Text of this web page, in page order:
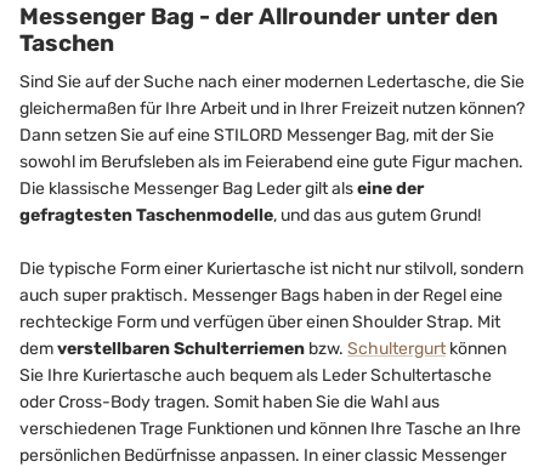
Messenger Bag - der Allrounder unter den
Taschen
Sind Sie auf der Suche nach einer modernen Ledertasche, die Sie
gleichermaßen für Ihre Arbeit und in Ihrer Freizeit nutzen können?
Dann setzen Sie auf eine STILORD Messenger Bag, mit der Sie
sowohl im Berufsleben als im Feierabend eine gute Figur machen.
Die klassische Messenger Bag Leder gilt alseine der
gefragtesten Taschenmodelle, und das aus gutem Grund!
Die typische Form einer Kuriertasche ist nicht nur stilvoll, sondern
auch super praktisch. Messenger Bags haben in der Regel eine
rechteckige Form und verfügen über einen Shoulder Strap. Mit
demverstellbaren Schulterriemen bzw. Schultergurtkönnen
Sie Ihre Kuriertasche auch bequem als Leder Schultertasche
oder Cross-Body tragen. Somit haben Sie die Wahl aus
verschiedenen Trage Funktionen und können Ihre Tasche an Ihre
persönlichen Bedürfnisse anpassen. In einer classic Messenger